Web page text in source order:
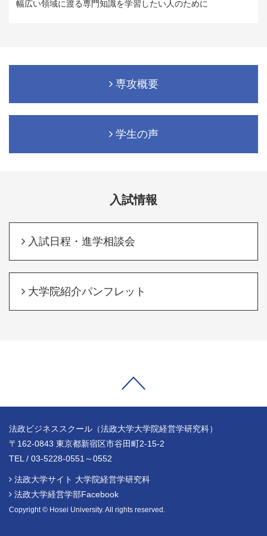
幅広い領域に渡る専門知識を学習したい人のために
専攻概要
学生の声
入試情報
入試日程・進学相談会
大学院紹介パンフレット
法政ビジネススクール（法政大学大学院経営学研究科）
〒162-0843 東京都新宿区市谷田町2-15-2
TEL / 03-5228-0551～0552
法政大学サイト 大学院経営学研究科
法政大学経営学部Facebook
Copyright © Hosei University. All rights reserved.